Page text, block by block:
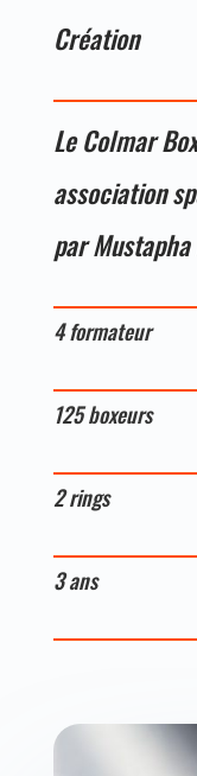
Création
Le Colmar
association
par Mustapha
4 formateur
125 boxeurs
2 rings
3 ans